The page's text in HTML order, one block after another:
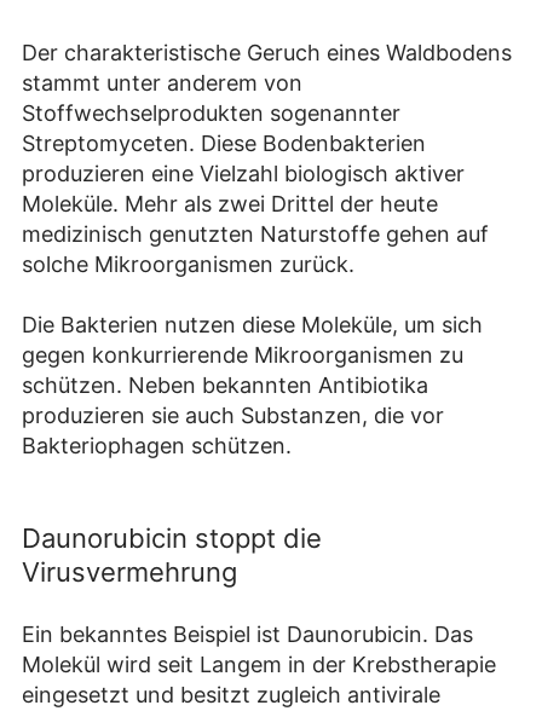
Der charakteristische Geruch eines Waldbodens
stammt unter anderem von
Stoffwechselprodukten sogenannter
Streptomyceten. Diese Bodenbakterien
produzieren eine Vielzahl biologisch aktiver
Moleküle. Mehr als zwei Drittel der heute
medizinisch genutzten Naturstoffe gehen auf
solche Mikroorganismen zurück.
Die Bakterien nutzen diese Moleküle, um sich
gegen konkurrierende Mikroorganismen zu
schützen. Neben bekannten Antibiotika
produzieren sie auch Substanzen, die vor
Bakteriophagen schützen.
Daunorubicin stoppt die
Virusvermehrung
Ein bekanntes Beispiel ist Daunorubicin. Das
Molekül wird seit Langem in der Krebstherapie
eingesetzt und besitzt zugleich antivirale